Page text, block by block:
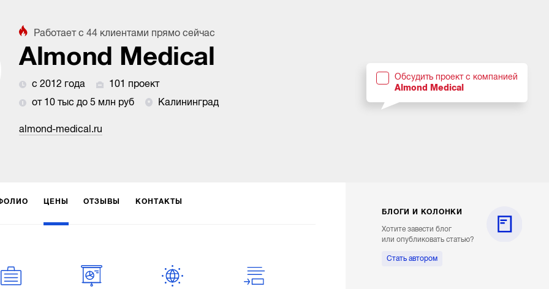
РАБОТА С МАРКЕТПЛЕЙСАМИ ФОТО
Работает с44 клиентами прямо сейчас
Almond Medical
с 2012 года
101 проект
от 10 тыс до 5 млн руб
Калининград
almond-medical.ru
Обсудить проект с компанией
Almond Medical
ЦЕНЫ ОТЗЫВЫ КОНТАКТЫ
БЛОГИ И КОЛОНКИ
Хотите завести блог
или опубликовать статью?
Стать автором